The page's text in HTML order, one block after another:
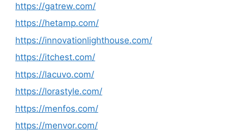
https://gatrew.com/
https://hetamp.com/
https://innovationlighthouse.com/
https://itchest.com/
https://lacuvo.com/
https://lorastyle.com/
https://menfos.com/
https://menvor.com/